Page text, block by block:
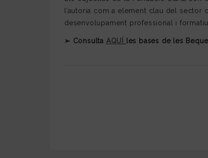
l’autoria com a element clau del sector
desenvolupament professional i
➢ Consulta AQUÍ les bases de les